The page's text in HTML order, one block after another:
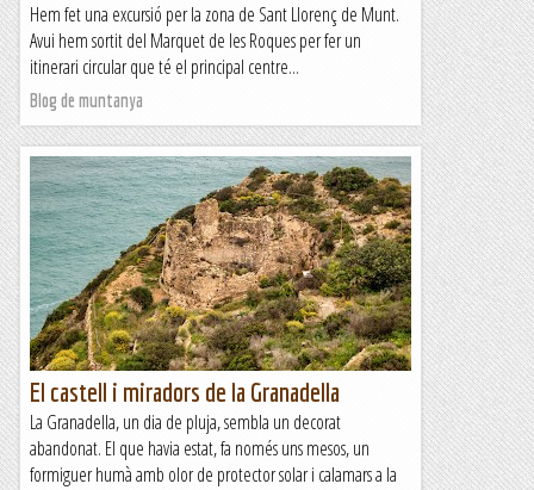
Hem fet una excursió per la zona de Sant Llorenç de Munt.
Avui hem sortit del Marquet de les Roques per fer un
itinerari circular que té el principal centre...
Blog de muntanya
El castell i miradors de la Granadella
La Granadella, un dia de pluja, sembla un decorat
abandonat. El que havia estat, fa només uns mesos, un
formiguer humà amb olor de protector solar i calamars a la